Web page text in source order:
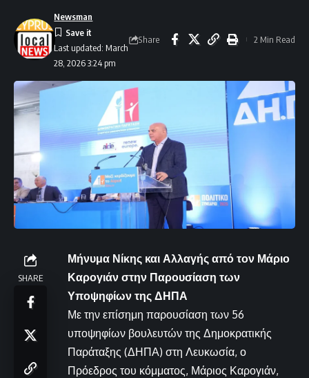
Last updated: March
28, 2026 3:24 pm
Newsman
Share 2 Min Read
SHARE
Μήνυμα Νίκης και Αλλαγής από τον Μάριο
Καρογιάν στην Παρουσίαση των
Υποψηφίων της ΔΗΠΑ
Με την επίσημη παρουσίαση των 56
υποψηφίων βουλευτών της Δημοκρατικής
Παράταξης (ΔΗΠΑ) στη Λευκωσία, ο
Πρόεδρος του κόμματος, Μάριος Καρογιάν,